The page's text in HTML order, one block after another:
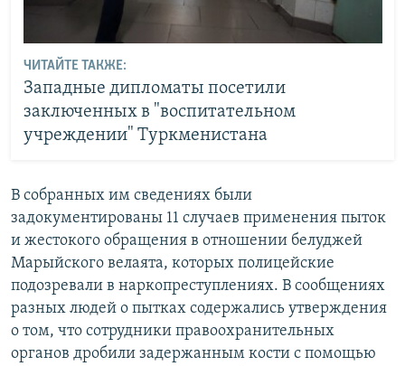
ЧИТАЙТЕ ТАКЖЕ:
Западные дипломаты посетили
заключенных в "воспитательном
учреждении" Туркменистана
В собранных им сведениях были
задокументированы 11 случаев применения пыток
и жестокого обращения в отношении белуджей
Марыйского велаята, которых полицейские
подозревали в наркопреступлениях. В сообщениях
разных людей о пытках содержались утверждения
о том, что сотрудники правоохранительных
органов дробили задержанным кости с помощью